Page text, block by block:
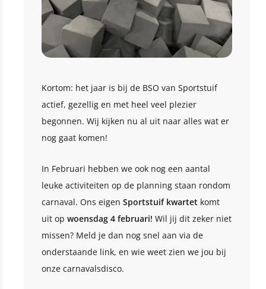
Kortom: het jaar is bij de BSO van Sportstuif
actief, gezellig en met heel veel plezier
begonnen. Wij kijken nu al uit naar alles wat er
nog gaat komen!
In Februari hebben we ook nog een aantal
leuke activiteiten op de planning staan rondom
carnaval. Ons eigen Sportstuif kwartet komt
uit op woensdag 4 februari! Wil jij dit zeker niet
missen? Meld je dan nog snel aan via de
onderstaande link, en wie weet zien we jou bij
onze carnavalsdisco.